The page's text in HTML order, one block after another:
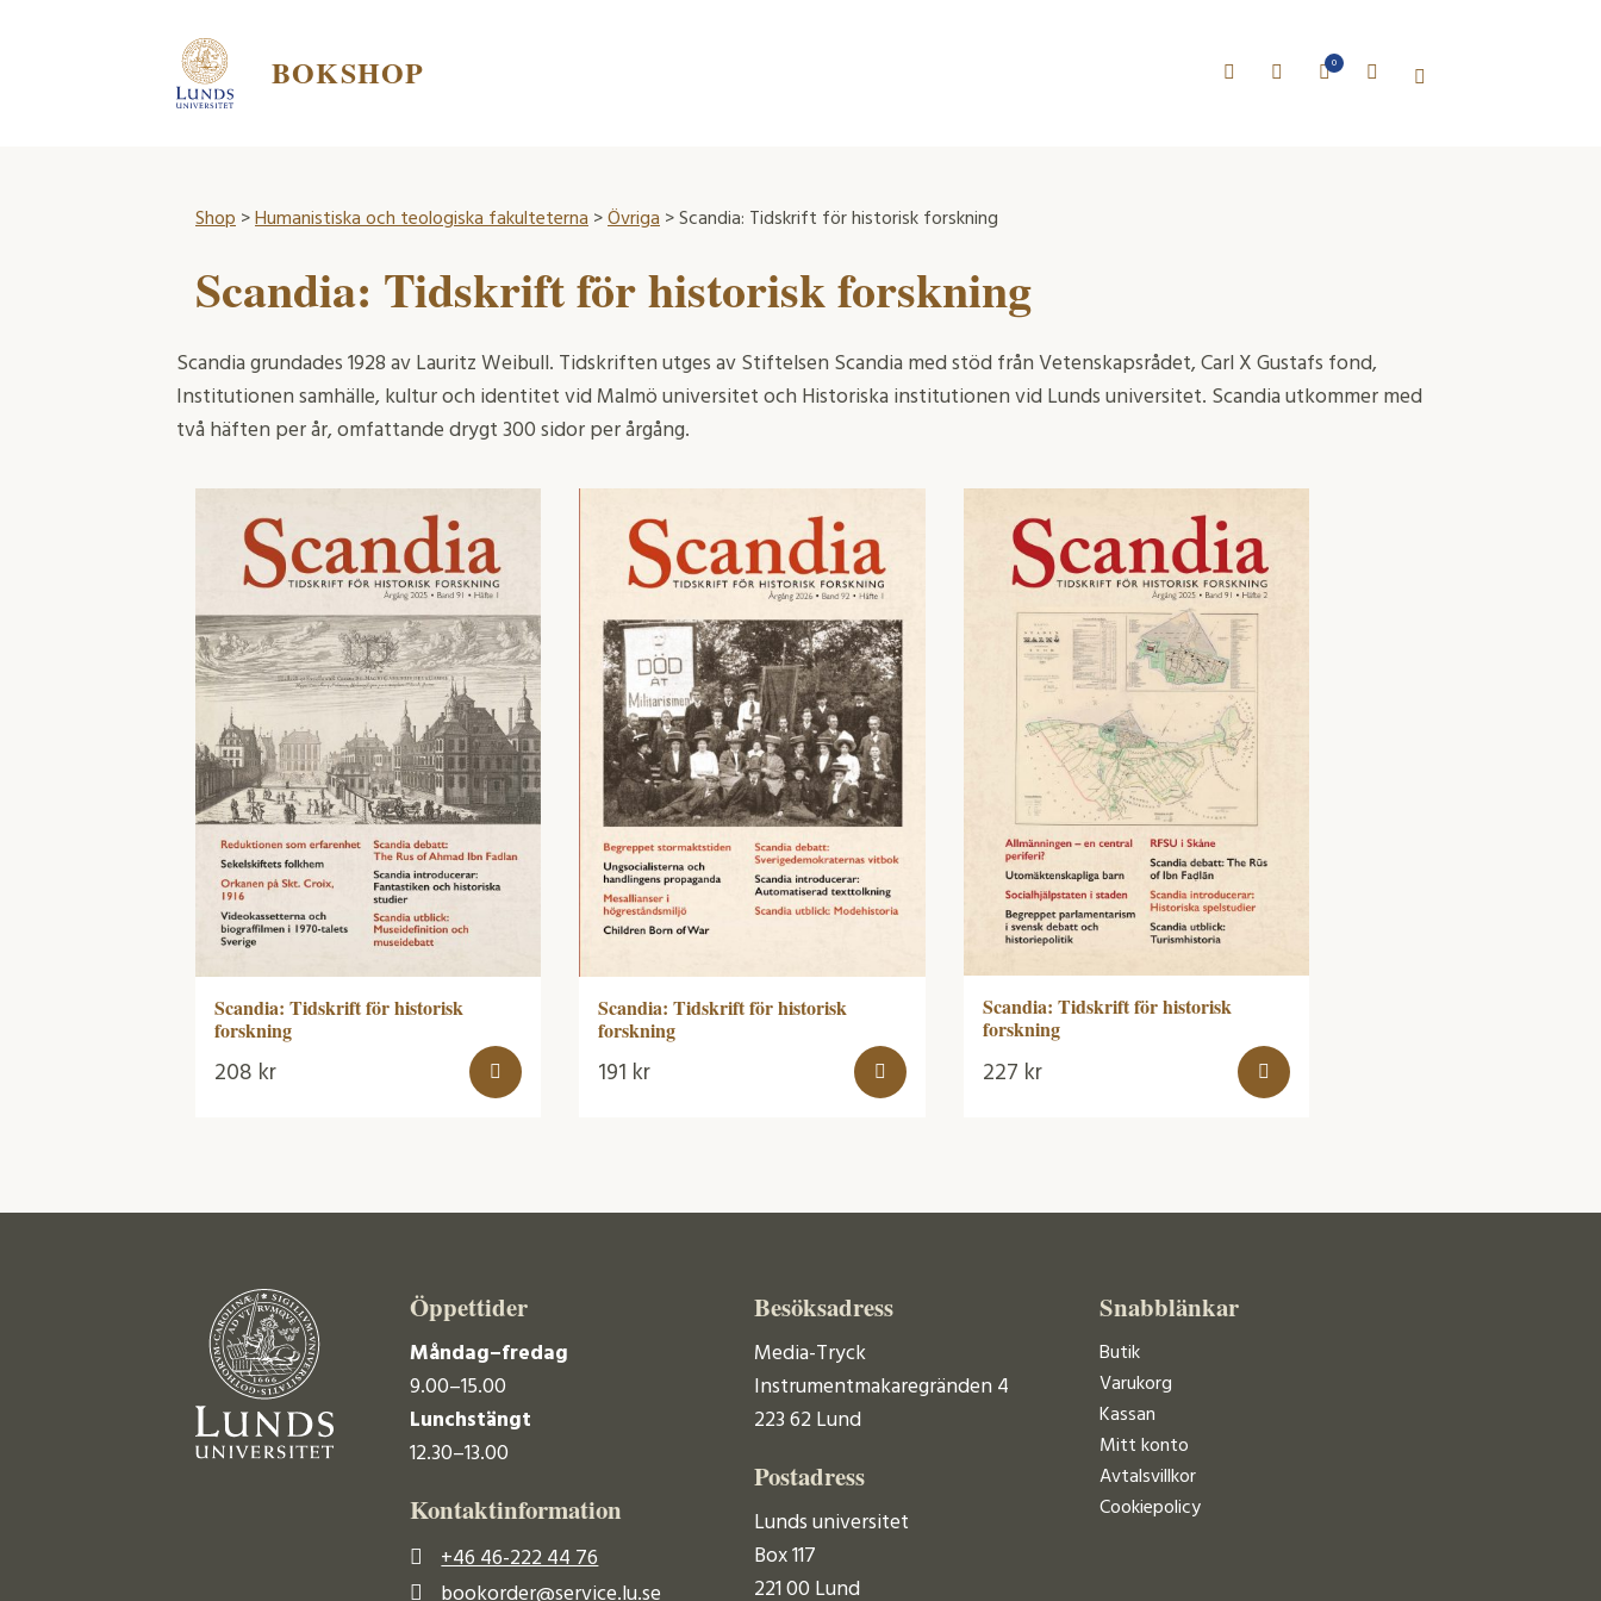
BOKSHOP 0
Shop>Humanistiska och teologiska fakulteterna>Övriga> Scandia: Tidskrift för historisk forskning
Scandia: Tidskrift för historisk forskning
Scandia grundades 1928 av Lauritz Weibull. Tidskriften utges av Stiftelsen Scandia med stöd från Vetenskapsrådet, Carl X Gustafs fond,
Institutionen samhälle, kultur och identitet vid Malmö universitet och Historiska institutionen vid Lunds universitet. Scandia utkommer med
två häften per år, omfattande drygt 300 sidor per årgång.
Scandia: Tidskrift för historisk
forskning
208 kr
Scandia: Tidskrift för historisk
forskning
191 kr
Scandia: Tidskrift för historisk
forskning
227 kr
Öppettider
Måndag–fredag
9.00–15.00
Lunchstängt
12.30–13.00
Kontaktinformation
+46 46-222 44 76
bookorder@service.lu.se
Besöksadress
Media-Tryck
Instrumentmakaregränden 4
223 62 Lund
Postadress
Lunds universitet
Box 117
221 00 Lund
Snabblänkar
Butik
Varukorg
Kassan
Mitt konto
Avtalsvillkor
Cookiepolicy